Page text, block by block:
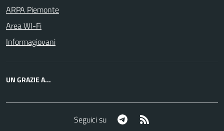
ARPA Piemonte
Area WI-Fi
Informagiovani
UN GRAZIE A...
Seguici su Telegram